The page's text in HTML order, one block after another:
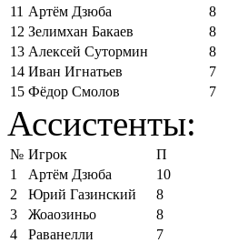
11 Артём Дзюба
8
12 Зелимхан Бакаев
8
13 Алексей Сутормин
8
14 Иван Игнатьев
7
15 Фёдор Смолов 7
Ассистенты:
№ Игрок
П
1
Артём Дзюба
10
2
Юрий Газинский
8
3
Жоаозиньо
8
4
Раванелли
7